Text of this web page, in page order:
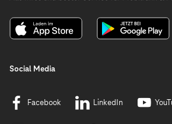
Social Media
Facebook LinkedIn